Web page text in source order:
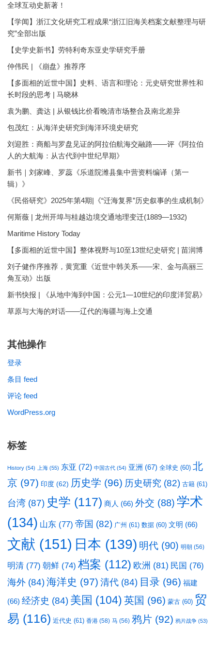
全球互动史新著！
【学闻】浙江文化研究工程成果“浙江旧海关档案文献整理与研
究”全部出版
【史学史新书】劳特利奇东亚史学研究手册
仲伟民 | 《崩盘》推荐序
【多面相的近世中国】史料、语言和理论：元史研究世界性和
长时段的思考 | 马晓林
袁为鹏、龚达 | 从银钱比价看晚清市场整合及南北差异
包茂红：从海洋史研究到海洋环境史研究
刘迎胜：商船与罗盘见证的阿拉伯航海交融路——评《阿拉伯
人的大航海：从古代到中世纪早期》
新书｜刘家峰、罗蕊《乐道院潍县集中营资料编译（第一
辑）》
《民俗研究》2025年第4期|《“迁海复界”历史叙事的生成机制》
何斯薇 | 龙州开埠与桂越边境交通地理变迁(1889—1932)
Maritime History Today
【多面相的近世中国】整体视野与10至13世纪史研究 | 苗润博
刘子健作序推荐，黄宽重《近世中韩关系——宋、金与高丽三
角互动》出版
新书快报 | 《从地中海到中国：公元1—10世纪的印度洋贸易》
草原与大海的对话——辽代的海疆与海上交通
其他操作
登录
条目 feed
评论 feed
WordPress.org
标签
History (54) 上海 (55) 东亚 (72) 中国古代 (54) 亚洲 (67) 全球史 (60) 北
京 (97) 印度 (62) 历史学 (96) 历史研究 (82) 古籍 (61)
台湾 (87) 史学 (117) 商人 (66) 外交 (88) 学术
(134) 山东 (77) 帝国 (82) 广州 (61) 数据 (60) 文明 (66)
文献 (151) 日本 (139) 明代 (90) 明朝 (56)
明清 (77) 朝鲜 (74) 档案 (112) 欧洲 (81) 民国 (76)
海外 (84)海洋史 (97) 清代 (84) 目录 (96) 福建
(66) 经济史 (84) 美国 (104) 英国 (96) 蒙古 (60) 贸
易 (116) 近代史 (61) 香港 (58) 马 (56) 鸦片 (92) 鸦片战争 (53)